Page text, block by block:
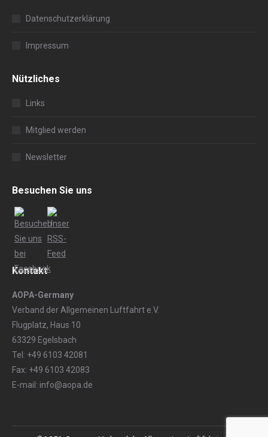
Datenschutzerklärung
Impressum
Nützliches
Links
Mitglied werden
Newsletter
Besuchen Sie uns
Kontakt
AOPA-Germany
Verband der Allgemeinen Luftfahrt e.V.
Flugplatz, Haus 10
63329 Egelsbach
Tel: +49 6103 42081
Fax: +49 6103 42083
E-mail: info@aopa.de